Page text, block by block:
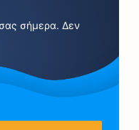
σήμερα. Δεν